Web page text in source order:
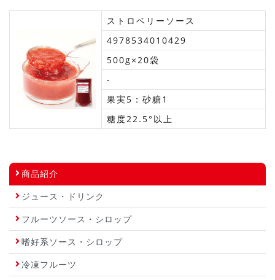
ストロベリーソース
4978534010429
500g×20袋
-
果実5：砂糖1
糖度22.5°以上
商品紹介
ジュース・ドリンク
フルーツソース・シロップ
嗜好系ソース・シロップ
冷凍フルーツ